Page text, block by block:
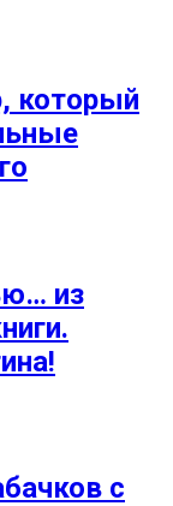
который
из
с